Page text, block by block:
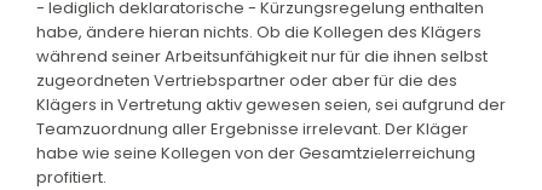
- lediglich deklaratorische - Kürzungsregelung enthalten
habe, ändere hieran nichts. Ob die Kollegen des Klägers
während seiner Arbeitsunfähigkeit nur für die ihnen selbst
zugeordneten Vertriebspartner oder aber für die des
Klägers in Vertretung aktiv gewesen seien, sei aufgrund der
Teamzuordnung aller Ergebnisse irrelevant. Der Kläger
habe wie seine Kollegen von der Gesamtzielerreichung
profitiert.